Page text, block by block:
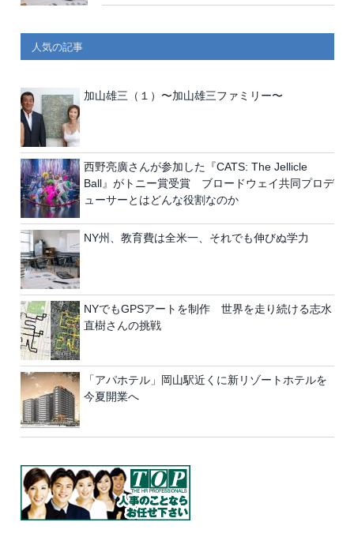
人気の記事
加山雄三（１）〜加山雄三ファミリー〜
西野亮廣さんが参加した『CATS: The Jellicle
Ball』がトニー賞受賞 ブロードウェイ共同プロデ
ューサーとはどんな役割なのか
NY州、教育費は全米一、それでも伸びぬ学力
NYでもGPSアートを制作 世界を走り続ける志水
直樹さんの挑戦
「アパホテル」岡山駅近くに新リゾートホテルを
今夏開業へ